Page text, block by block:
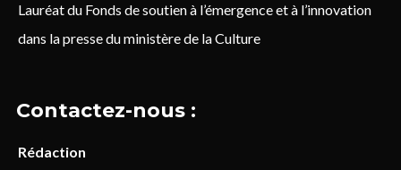
Lauréat du Fonds de soutien à l’émergence et à l’innovation
dans la presse du ministère de la Culture
Contactez-nous :
Rédaction